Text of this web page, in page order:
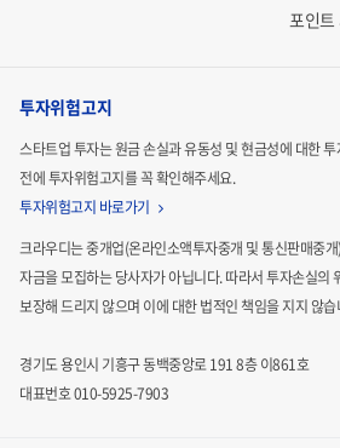
포인트
투자위험고지
스타트업 투자는 원금 손실과 유동성 및 현금성에 대한
전에 투자위험고지를 꼭 확인해주세요.
투자위험고지 바로가기
크라우디는 중개업(온라인소액투자중개 및 통신판매중
자금을 모집하는당사자가 아닙니다. 따라서 투자손실의
보장해 드리지 않으며 이에 대한 법적인 책임을 지지 않습
경기도 용인시 기흥구 동백중앙로 191 8층 이861호
대표번호 010-5925-7903